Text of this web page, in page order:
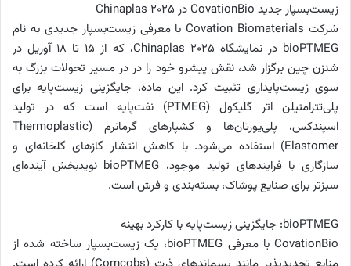
زیست‌بسپار جدید CovationBio در Chinaplas 2025
شرکت Covation Biomaterials با معرفی زیست‌بسپار جدیدی به نام
bioPTMEG در نمایشگاه Chinaplas 2025، که از ۱۵ تا ۱۸ آوریل در
شنزن چین برگزار شد، نقش پیشرو خود را در در مسیر تحولات بزرگ به
سوی زیست‌پایداری تثبیت کرد. این ماده، جایگزینی زیست‌پایه برای
پلی‌تترامتیلن اتر گلیکول (PTMEG) نفت‌پایه است که در تولید
اسپندکس، پلی‌یورتان‌ها و کشپارهای گرمانرم (Thermoplastic
Elastomer) استفاده می‌شود. با کاهش انتشار گازهای گلخانه‌ای و
سازگاری با فرایندهای تولید موجود، bioPTMEG نویدبخش آینده‌ای
سبزتر برای صنایع پوشاک، بسته‌بندی و فرش است.
bioPTMEG: جایگزینی زیست‌پایه با کارکرد بهینه
CovationBio با معرفی bioPTMEG، یک زیست‌بسپار ساخته شده از